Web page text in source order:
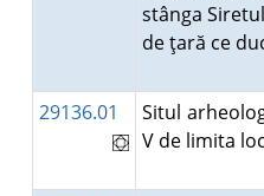
stânga
de ţară ce
29136.01
Situl
V de limita